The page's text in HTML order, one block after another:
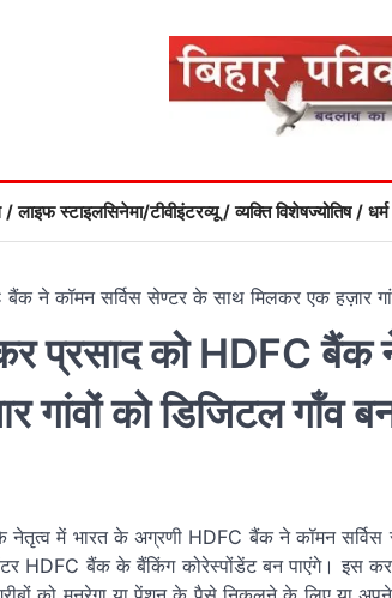
/ लाइफ स्टाइलसिनेमा/टीवीइंटरव्यू / व्यक्ति विशेषज्योतिष / धर्म
ने कॉमन सर्विस सेण्टर के साथ मिलकर एक हज़ार
प्रसाद को HDFC बैंक
गांवों को डिजिटल गॉंव
में भारत के अग्रणी HDFC बैंक ने कॉमन
HDFC बैंक के बैंकिंग कोरेस्पोंडेंट बन पाएंगे। इस